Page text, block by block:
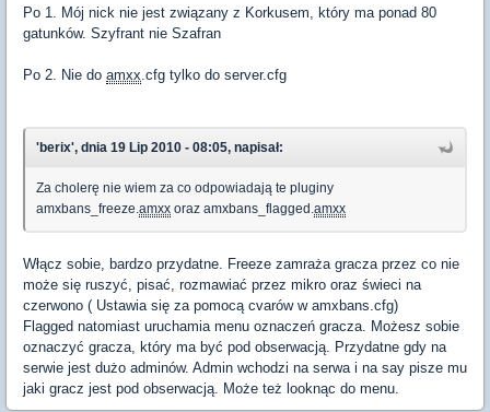
Po 1. Mój nick nie jest związany z Korkusem, który ma ponad 80
gatunków. Szyfrant nie Szafran
Po 2. Nie do amxx .cfg tylko do server.cfg
'berix', dnia 19 Lip 2010 - 08:05, napisał:
Za cholerę nie wiem za co odpowiadają te pluginy
amxbans_freeze. amxx oraz amxbans_flagged. amxx
Włącz sobie, bardzo przydatne. Freeze zamraża gracza przez co nie
może się ruszyć, pisać, rozmawiać przez mikro oraz świeci na
czerwono ( Ustawia się za pomocą cvarów w amxbans.cfg)
Flagged natomiast uruchamia menu oznaczeń gracza. Możesz sobie
oznaczyć gracza, który ma być pod obserwacją. Przydatne gdy na
serwie jest dużo adminów. Admin wchodzi na serwa i na say pisze mu
jaki gracz jest pod obserwacją. Może też looknąc do menu.